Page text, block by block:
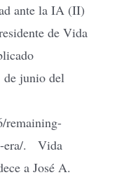
ante la IA (II)
de Vida
de junio del
remaining-
era/. Vida
a José A.